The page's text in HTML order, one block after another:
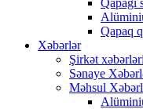
Qapağı
Qapaq
Xəbərlər
Şirkət xəbərləri
Sənaye
Məhsul